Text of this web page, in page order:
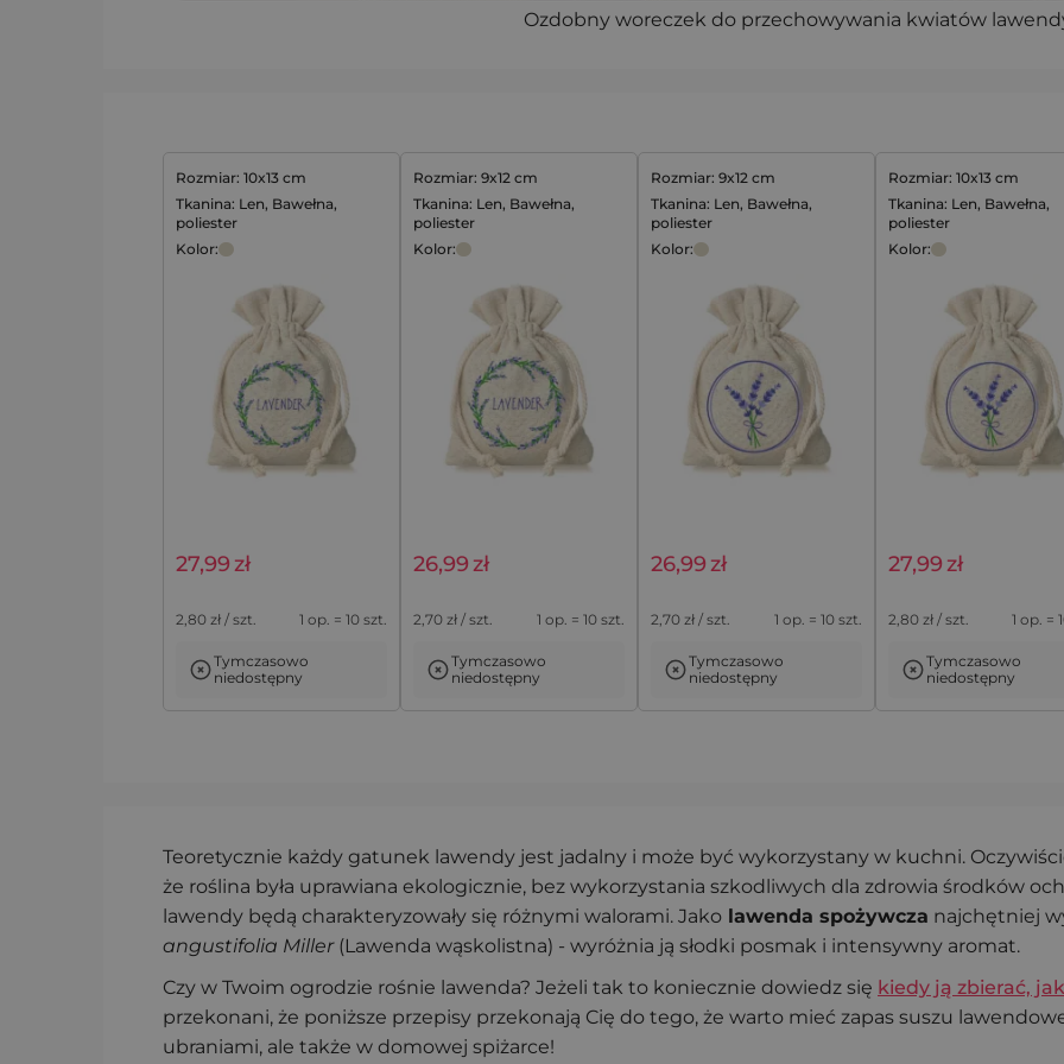
Ozdobny woreczek do przechowywania kwiatów
Rozmiar: 10x13 cm
Tkanina: Len, Bawełna,
poliester
Kolor:
Woreczki a la lniane 10 x
suszoną lawendę - 10 szt.
27,99zł
2,80 zł / szt. 1 op. = 10 szt.
Tymczasowo
niedostępny
Rozmiar: 9x12 cm
Tkanina: Len, Bawełna,
poliester
Kolor:
Naturalne woreczki a la
nadrukiem lawendy - 10
szt.
26,99zł
2,70 zł / szt. 1 op. = 10 szt.
Tymczasowo
niedostępny
Rozmiar: 9x12 cm
Tkanina: Len, Bawełna,
poliester
Kolor:
Woreczki a la lniane 9 x
lawendy - na drobne
upominki, komplet 10
26,99zł
2,70 zł / szt. 1 op. = 10 szt.
Tymczasowo
niedostępny
Rozmiar: 10x13 cm
Tkanina: Len, Bawełna,
poliester
Kolor:
10 szt. Woreczki à la
nadrukiem lawenda
27,99zł
2,80 zł / szt. 1 op. =
Tymczasowo
niedostępny
Dodaj do koszyka
Teoretycznie każdy gatunek lawendy jest jadalny i może być wykorzystany w kuchni.
że roślina była uprawiana ekologicznie, bez wykorzystania szkodliwych dla zdrowia środków
lawendy będą charakteryzowały się różnymi walorami. Jako lawenda spożywcza najchętniej
angustifolia Miller(Lawenda wąskolistna) - wyróżnia ją słodki posmak i intensywny aromat.
Czy w Twoim ogrodzie rośnie lawenda? Jeżeli tak to koniecznie dowiedz się kiedy ją zbierać,
przekonani, że poniższe przepisy przekonają Cię do tego, że warto mieć zapas suszu
ubraniami, ale także w domowej spiżarce!